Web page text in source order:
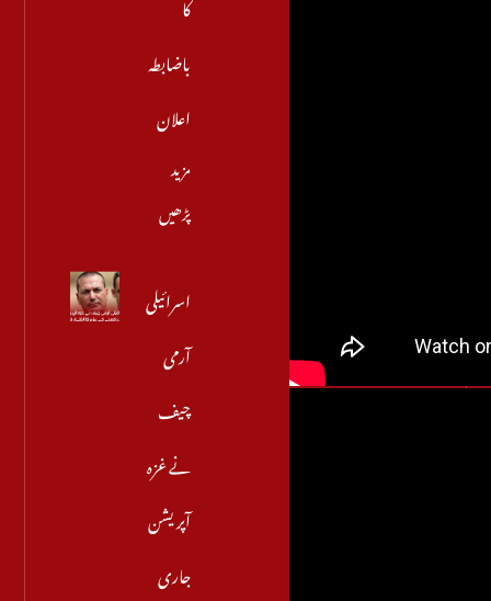
باضابطہ
اعلان
مزید
پڑھیں
اسرائیلی
آرمی
چیف
نے غزہ
آپریشن
جاری